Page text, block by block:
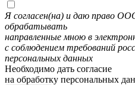
Я согласен(на) и даю право
обрабатывать
направленные мною в
с соблюдением требований
персональных данных
Необходимо дать согласие
на обработку персональных